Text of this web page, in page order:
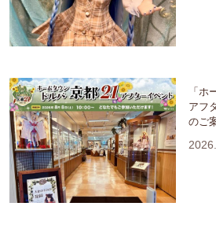
「ホ
アフ
のご